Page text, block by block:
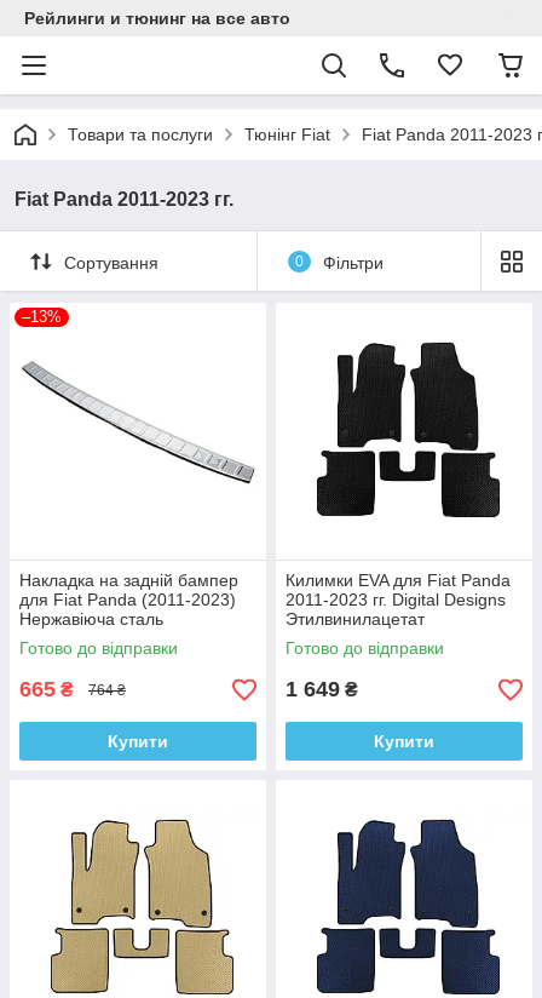
Рейлинги и тюнинг на все авто
Товари та послуги Тюнінг Fiat Fiat Panda 2011-2023
Fiat Panda 2011-2023 гг.
Сортування 0 Фільтри
–13%
Накладка на задній бампер
для Fiat Panda (2011-2023)
Нержавіюча сталь
Готово до відправки
665 ₴ 764 ₴
Купити
Килимки EVA для Fiat Panda
2011-2023 гг. Digital Designs
Этилвинилацетат
Готово до відправки
1 649 ₴
Купити